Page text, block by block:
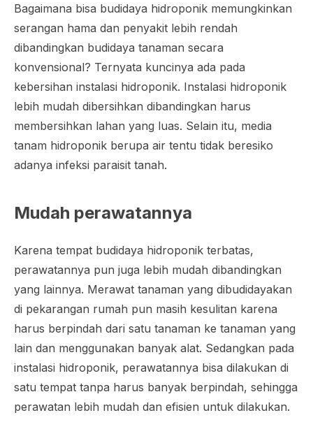
Bagaimana bisa budidaya hidroponik memungkinkan
serangan hama dan penyakit lebih rendah
dibandingkan budidaya tanaman secara
konvensional? Ternyata kuncinya ada pada
kebersihan instalasi hidroponik. Instalasi hidroponik
lebih mudah dibersihkan dibandingkan harus
membersihkan lahan yang luas. Selain itu, media
tanam hidroponik berupa air tentu tidak beresiko
adanya infeksi paraisit tanah.
Mudah perawatannya
Karena tempat budidaya hidroponik terbatas,
perawatannya pun juga lebih mudah dibandingkan
yang lainnya. Merawat tanaman yang dibudidayakan
di pekarangan rumah pun masih kesulitan karena
harus berpindah dari satu tanaman ke tanaman yang
lain dan menggunakan banyak alat. Sedangkan pada
instalasi hidroponik, perawatannya bisa dilakukan di
satu tempat tanpa harus banyak berpindah, sehingga
perawatan lebih mudah dan efisien untuk dilakukan.